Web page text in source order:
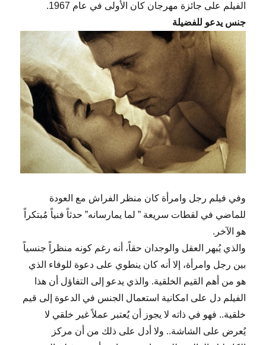
الفيلم على جائزة مهرجان كان الأولى في عام 1967.
جنس يدعو للفضيلة
وفي فيلم رجل وامرأة كان منظر الفراش مع العودة
للماضي في لقطات سريعة ” لما يمارسانه” حدثاً فنياً مُبتكراً
هو الآخر.
والذي يُبهر العقل والوجدان حقاً، أنه رغم كونه منظراً جنسياً
بين رجل وامرأة، إلا أنه كان ينطوي على دعوة للوفاء الذي
هو من أهم القيم الخلقية. والذي يدعو إلى التفاؤل أن هذا
الفيلم دل على امكانية استعمال الجنس في الدعوة إلى قيم
خلقية.. فهو في ذاته لا يجوز أن يُعتبر عملاً غير خلقي لا
يُعرض على الشاشة.. ولا أدل على ذلك من أن مركز